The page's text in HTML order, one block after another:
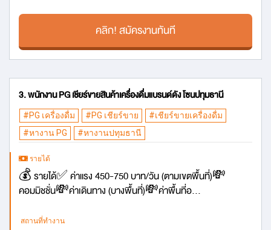
คลิก! สมัครงานทันที
3. พนักงาน PG เชียร์ขายสินค้าเครื่องดื่มแบรนด์ดัง โซนปทุมธานี
#PG เครื่องดื่ม #PG เชียร์ขาย
#เชียร์ขายเครื่องดื่ม
#หางาน PG
#หางานปทุมธานี
รายได้
💰 รายได้✅ ค่าแรง 450-750 บาท/วัน (ตามเขตพื้นที่)💸
คอมมิชชั่น💸ค่าเดินทาง (บางพื้นที่)💸ค่าพื้นที่อ...
สถานที่ทำงาน